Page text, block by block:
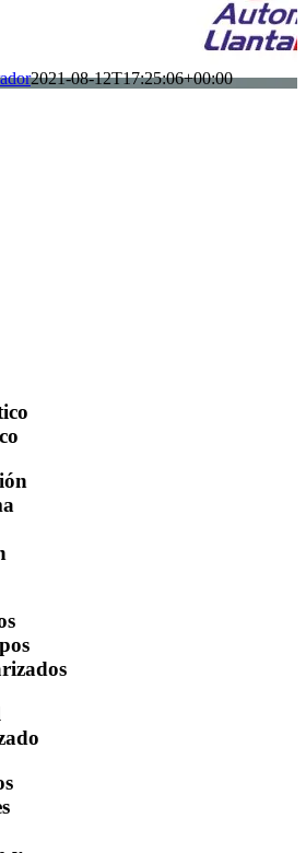
2021-08-12T17:25:06+00:00